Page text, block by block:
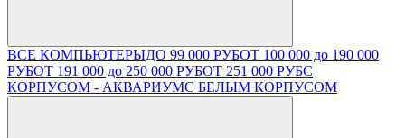
ВСЕ КОМПЬЮТЕРЫДО 99 000 РУБОТ 100 000 до 190 000
РУБОТ 191 000 до 250 000 РУБОТ 251 000 РУБС
КОРПУСОМ - АКВАРИУМС БЕЛЫМ КОРПУСОМ